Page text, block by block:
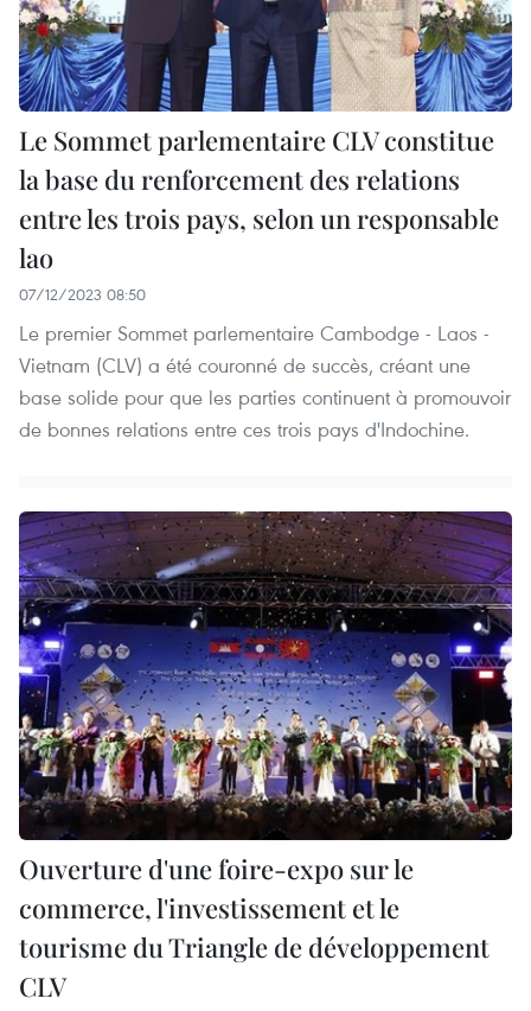
Le Sommet parlementaire CLV constitue
la base du renforcement des relations
entre les trois pays, selon un responsable
lao
07/12/2023 08:50
Le premier Sommet parlementaire Cambodge - Laos -
Vietnam (CLV) a été couronné de succès, créant une
base solide pour que les parties continuent à promouvoir
de bonnes relations entre ces trois pays d'Indochine.
Ouverture d'une foire-expo sur le
commerce, l'investissement et le
tourisme du Triangle de développement
CLV